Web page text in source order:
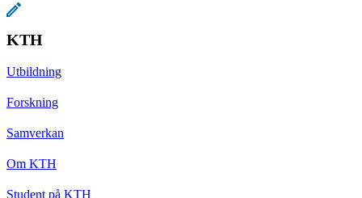
KTH
Utbildning
Forskning
Samverkan
Om KTH
Student på KTH